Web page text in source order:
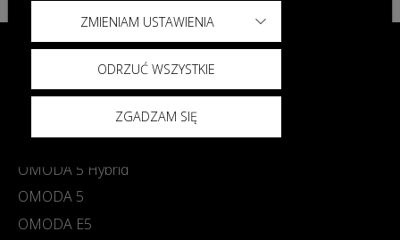
Modele
OMODA 9 Super Hybrid
OMODA 7 Super Hybrid
OMODA 5 Hybrid
OMODA 5
OMODA E5
ZMIENIAM USTAWIENIA
ODRZUĆ WSZYSTKIE
ZGADZAM SIĘ